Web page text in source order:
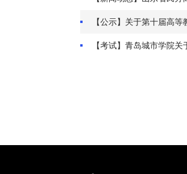
【公示】关于第十届高
【考试】青岛城市学院